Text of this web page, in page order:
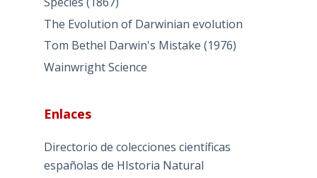
The Evolution of Darwinian evolution
Tom Bethel Darwin's Mistake (1976)
Wainwright Science
Enlaces
Directorio de colecciones científicas
españolas de HIstoria Natural